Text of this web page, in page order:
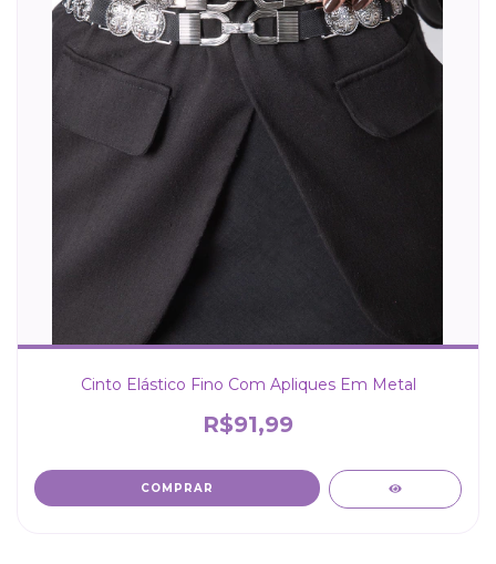
Cinto Elástico Fino Com Apliques Em Metal
R$91,99
COMPRAR